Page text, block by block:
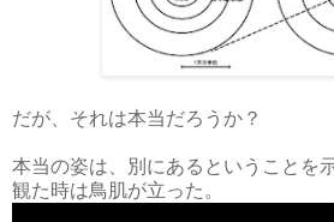
だが、それは本当だろうか？
本当の姿は、別にあるということを
観た時は鳥肌が立った。